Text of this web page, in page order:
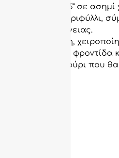
στοιχείο “2026” σε
τετράφυλλο τριφύλλι,
θετικής ενέργειας.
Μια ιδιαίτερη,
φτιαγμένη με φροντίδα
για δώρο ή γούρι που θα